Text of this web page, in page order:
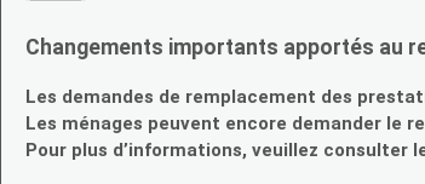
Changements importants apportés au
Les demandes de remplacement des
Les ménages peuvent encore demander le
Pour plus d’informations, veuillez consulter